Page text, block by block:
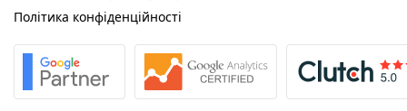
Політика конфіденційності